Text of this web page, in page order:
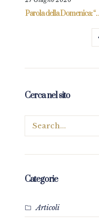
Parola della Domenica:
Cerca nel sito
Categorie
Articoli